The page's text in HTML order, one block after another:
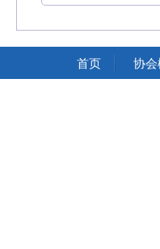
中华人民共和国
中华人民共和国
中华人民共和国
首页 协